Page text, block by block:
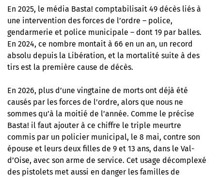
En 2025, le média Basta! comptabilisait 49 décès liés à
une intervention des forces de l’ordre – police,
gendarmerie et police municipale – dont 19 par balles.
En 2024, ce nombre montait à 66 en un an, un record
absolu depuis la Libération, et la mortalité suite à des
tirs est la première cause de décès.
En 2026, plus d’une vingtaine de morts ont déjà été
causés par les forces de l’ordre, alors que nous ne
sommes qu’à la moitié de l’année. Comme le précise
Basta! il faut ajouter à ce chiffre le triple meurtre
commis par un policier municipal, le 8 mai, contre son
épouse et leurs deux filles de 9 et 13 ans, dans le Val-
d’Oise, avec son arme de service. Cet usage décomplexé
des pistolets met aussi en danger les familles de